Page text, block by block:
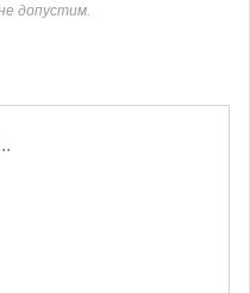
допустим.